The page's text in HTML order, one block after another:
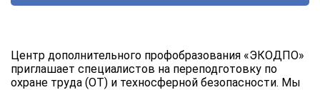
Центр дополнительного профобразования «ЭКОДПО»
приглашает специалистов на переподготовку по
охране труда (ОТ) и техносферной безопасности. Мы